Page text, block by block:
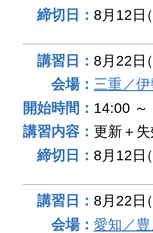
8月12日
8月22日
三重／
14:00 ～
更新＋
8月12日
8月22日
愛知／